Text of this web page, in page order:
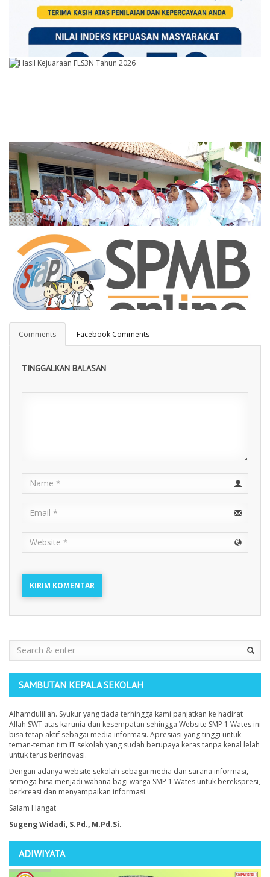
Hasil Kejuaraan FLS3N Tahun 2026
Pembukaan MPLS 2025/2026
Pengumuman Resmi Hasil SPMB 2025
Comments Facebook Comments
TINGGALKAN BALASAN
SAMBUTAN KEPALA SEKOLAH
Alhamdulillah. Syukur yang tiada terhingga kami panjatkan ke hadirat
Allah SWT atas karunia dan kesempatan sehingga Website SMP 1 Wates ini
bisa tetap aktif sebagai media informasi. Apresiasi yang tinggi untuk
teman-teman tim IT sekolah yang sudah berupaya keras tanpa kenal lelah
untuk terus berinovasi.
Dengan adanya website sekolah sebagai media dan sarana informasi,
semoga bisa menjadi wahana bagi warga SMP 1 Wates untuk berekspresi,
berkreasi dan menyampaikan informasi.
Salam Hangat
Sugeng Widadi, S.Pd., M.Pd.Si.
ADIWIYATA